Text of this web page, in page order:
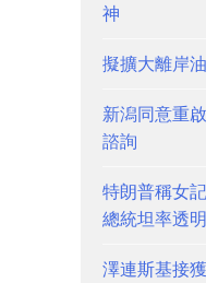
神
擬擴大離岸
新潟同意重
諮詢
特朗普稱女
總統坦率透明
澤連斯基接